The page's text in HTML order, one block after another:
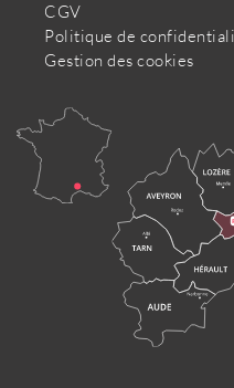
CGV
Politique de
Gestion des cookies